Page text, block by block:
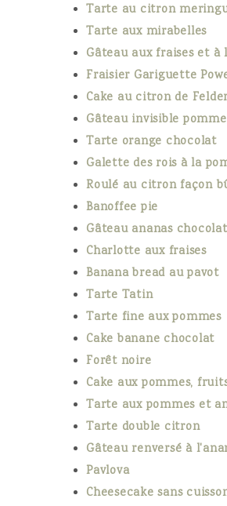
Tarte au citron
Tarte aux mirabelles
Gâteau aux fraises et à
Fraisier Gariguette
Cake au citron de
Gâteau invisible
Tarte orange chocolat
Galette des rois à la
Roulé au citron façon
Banoffee pie
Gâteau ananas chocolat
Charlotte aux fraises
Banana bread au pavot
Tarte Tatin
Tarte fine aux pommes
Cake banane chocolat
Forêt noire
Cake aux pommes,
Tarte aux pommes et
Tarte double citron
Gâteau renversé à
Pavlova
Cheesecake sans